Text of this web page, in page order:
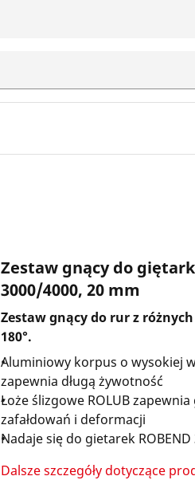
Zestaw gnący do
3000/4000, 20 mm
Zestaw gnący do rur z
180°.
Aluminiowy korpus o wysokiej
zapewnia długą żywotność
Łoże ślizgowe ROLUB zapewnia
zafałdowań i deformacji
Nadaje się do gietarek ROBEND
Dalsze szczegóły dotyczące